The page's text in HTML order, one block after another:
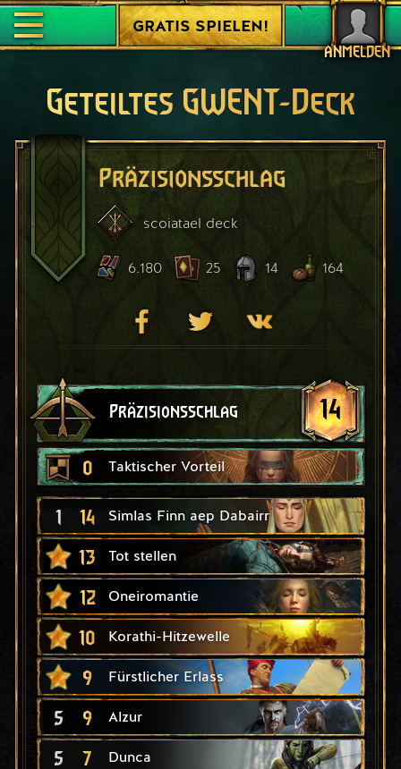
ANMELDEN
GRATIS SPIELEN!
Geteiltes GWENT-Deck
Präzisionsschlag
scoiatael deck
6.180 25 14 164
Präzisionsschlag 14
0 Taktischer Vorteil
1 14 Simlas Finn aep Dabairr
13 Tot stellen
12 Oneiromantie
10 Korathi-Hitzewelle
9 Fürstlicher Erlass
5 9 Alzur
5 7 Dunca